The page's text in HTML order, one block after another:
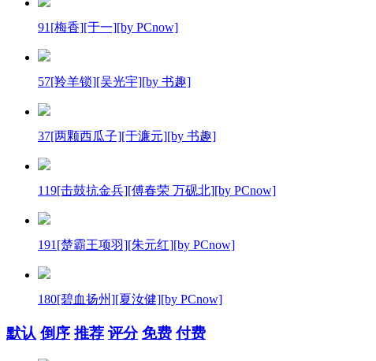
91[梅香][于一][by PCnow]
57[羚羊锁][吴光宇][by 书趣]
37[两颗西瓜子][于濂元][by 书趣]
119[击鼓抗金兵][傅春荣 万砚北][by PCnow]
191[楚霸王项羽][朱元红][by PCnow]
180[碧血扬州][夏汝健][by PCnow]
默认 倒序 推荐 评分 免费 付费